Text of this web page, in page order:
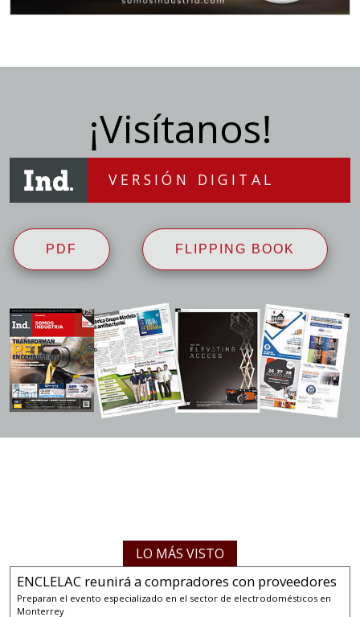
¡Visítanos!
VERSIÓN DIGITAL
PDF FLIPPING BOOK
LO MÁS VISTO
ENCLELAC reunirá a compradores con proveedores
Preparan el evento especializado en el sector de electrodomésticos en
Monterrey